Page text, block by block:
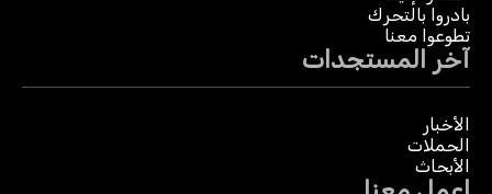
بادروا بالتحرك
تطوعوا معنا
آخر المستجدات
الأخبار
الحملات
الأبحاث